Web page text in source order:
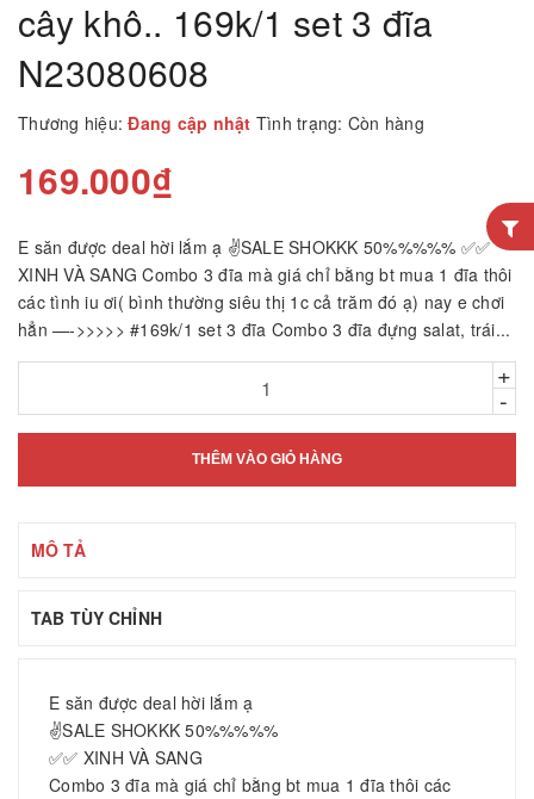
cây khô.. 169k/1 set 3 đĩa
N23080608
Thương hiệu: Đang cập nhật Tình trạng: Còn hàng
169.000₫
E săn được deal hời lắm ạ ✌SALE SHOKKK 50%%%%% ✅✅
XINH VÀ SANG Combo 3 đĩa mà giá chỉ bằng bt mua 1 đĩa thôi
các tình iu ơi( bình thường siêu thị 1c cả trăm đó ạ) nay e chơi
hẳn —->>>>> #169k/1 set 3 đĩa Combo 3 đĩa đựng salat, trái...
+
-
THÊM VÀO GIỎ HÀNG
MÔ TẢ
TAB TÙY CHỈNH
E săn được deal hời lắm ạ
✌SALE SHOKKK 50%%%%%
✅✅ XINH VÀ SANG
Combo 3 đĩa mà giá chỉ bằng bt mua 1 đĩa thôi các